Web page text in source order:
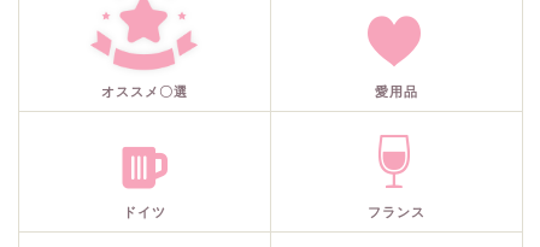
オススメ〇選 愛用品
ドイツ フランス